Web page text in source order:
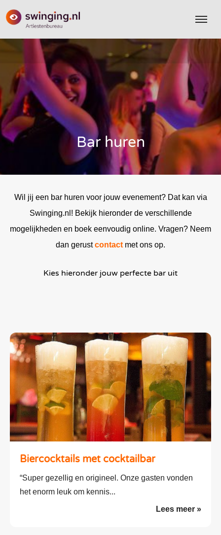
Bar huren
Wil jij een bar huren voor jouw evenement? Dat kan via
Swinging.nl! Bekijk hieronder de verschillende
mogelijkheden en boek eenvoudig online. Vragen? Neem
dan gerustcontact met ons op.
Kies hieronder jouw perfecte bar uit
Biercocktails met cocktailbar
“Super gezellig en origineel. Onze gasten vonden
het enorm leuk om kennis...
Lees meer »